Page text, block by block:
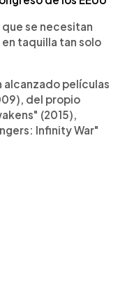
se necesitan
taquilla tan solo
alcanzado películas
del propio
(2015),
Infinity War"